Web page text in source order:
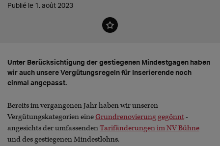
Publié le 1. août 2023
Unter Berücksichtigung der gestiegenen Mindestgagen haben
wir auch unsere Vergütungsregeln für Inserierende noch
einmal angepasst.
Bereits im vergangenen Jahr haben wir unseren
Vergütungskategorien eineGrundrenovierung gegönnt-
angesichts der umfassendenTarifänderungen im NV Bühne
und des gestiegenen Mindestlohns.